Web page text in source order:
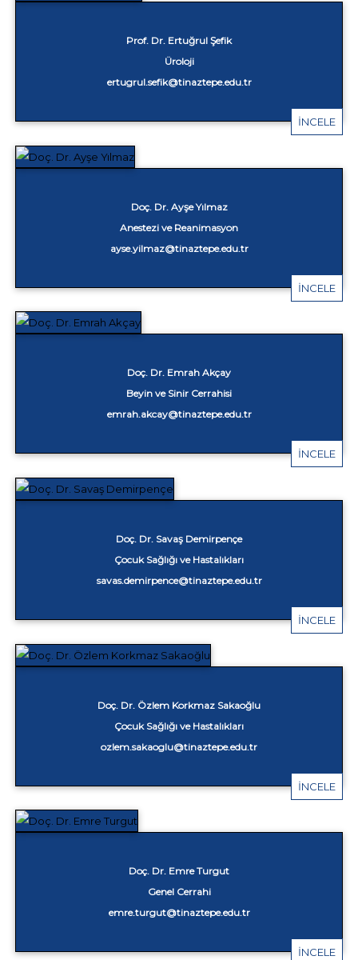
Prof. Dr. Ertuğrul Şefik
Üroloji
ertugrul.sefik@tinaztepe.edu.tr
İNCELE
Doç. Dr. Ayşe Yılmaz
Anestezi ve Reanimasyon
ayse.yilmaz@tinaztepe.edu.tr
İNCELE
Doç. Dr. Emrah Akçay
Beyin ve Sinir Cerrahisi
emrah.akcay@tinaztepe.edu.tr
İNCELE
Doç. Dr. Savaş Demirpençe
Çocuk Sağlığı ve Hastalıkları
savas.demirpence@tinaztepe.edu.tr
İNCELE
Doç. Dr. Özlem Korkmaz Sakaoğlu
Çocuk Sağlığı ve Hastalıkları
ozlem.sakaoglu@tinaztepe.edu.tr
İNCELE
Doç. Dr. Emre Turgut
Genel Cerrahi
emre.turgut@tinaztepe.edu.tr
İNCELE